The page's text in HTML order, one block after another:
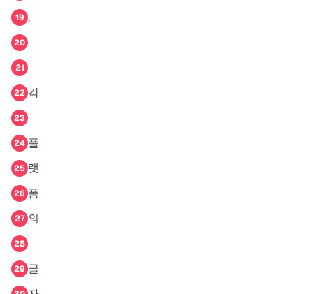
19 ,
20
21 '
22 각
23
24 플
25 랫
26 폼
27 의
28
29 글